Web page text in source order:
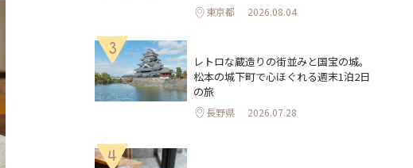
東京都 2026.08.04
3
レトロな蔵造りの街並みと国宝の城。
松本の城下町で心ほぐれる週末1泊2日
の旅
長野県 2026.07.28
4